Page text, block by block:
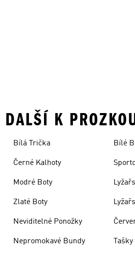
DALŠÍ K
Bílá Trička
Černé Kalhoty
Modré Boty
Zlaté Boty
Neviditelné Ponožky
Nepromokavé Bundy
Bílé